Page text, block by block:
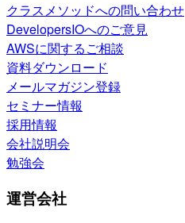
クラスメソッドへの問い合わせ
DevelopersIOへのご意見
AWSに関するご相談
資料ダウンロード
メールマガジン登録
セミナー情報
採用情報
会社説明会
勉強会
運営会社